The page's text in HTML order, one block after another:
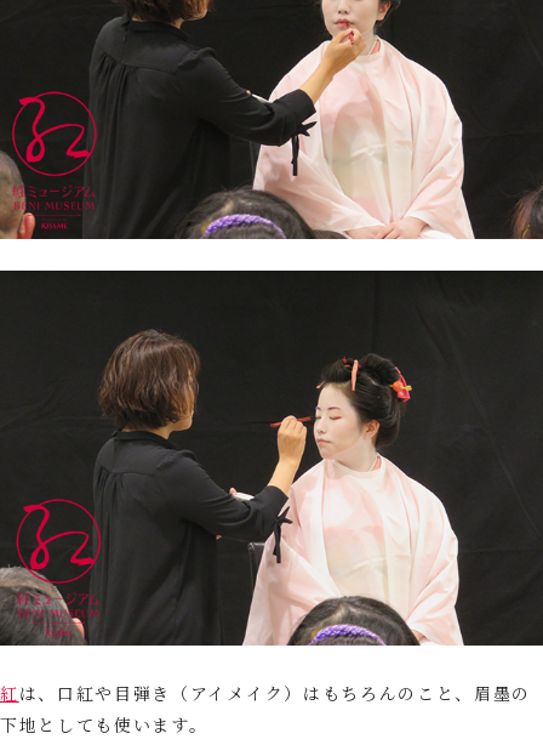
紅は、口紅や目弾き（アイメイク）はもちろんのこと、眉墨の
下地としても使います。